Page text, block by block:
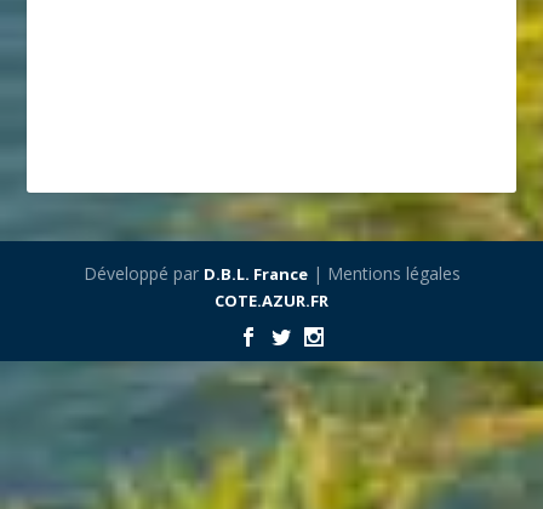
Développé par D.B.L. France| Mentions légales
COTE.AZUR.FR